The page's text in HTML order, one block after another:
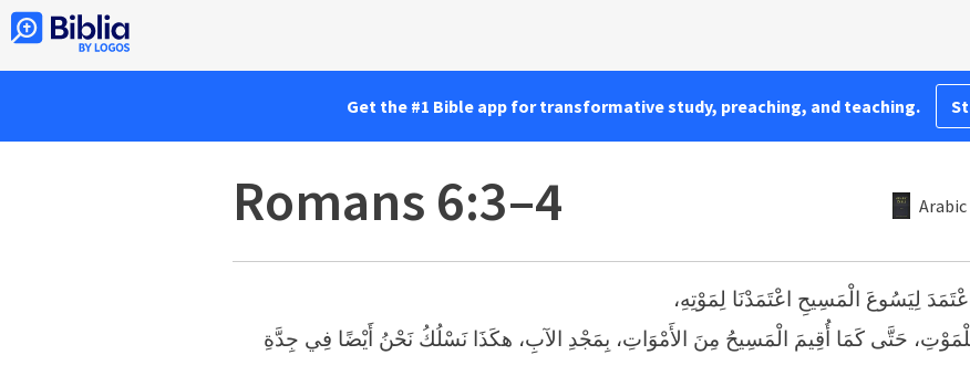
Get the #1 Bible app for transformative study, preaching, and teaching.
Romans 6:3–4
لِيَسُوعَ الْمَسِيحِ اعْتَمَدْنَا لِمَوْتِهِ،
لِلْمَوْتِ، حَتَّى كَمَا أُقِيمَ الْمَسِيحُ مِنَ الأَمْوَاتِ، بِمَجْدِ الآبِ، هكَذَا نَسْلُكُ نَحْنُ أَيْضًا فِي جِدَّةِ